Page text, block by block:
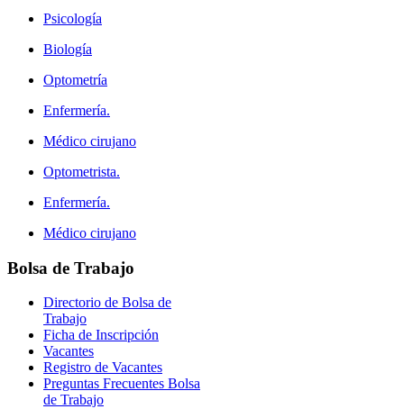
Psicología
Biología
Optometría
Enfermería.
Médico cirujano
Optometrista.
Enfermería.
Médico cirujano
Bolsa de Trabajo
Directorio de Bolsa de
Trabajo
Ficha de Inscripción
Vacantes
Registro de Vacantes
Preguntas Frecuentes Bolsa
de Trabajo